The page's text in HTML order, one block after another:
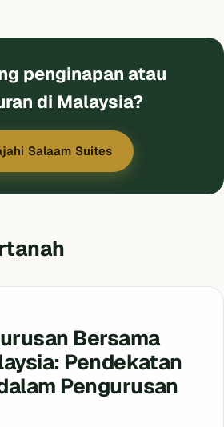
penginapan atau
di Malaysia?
Salaam Suites
Bersama
Pendekatan
Pengurusan